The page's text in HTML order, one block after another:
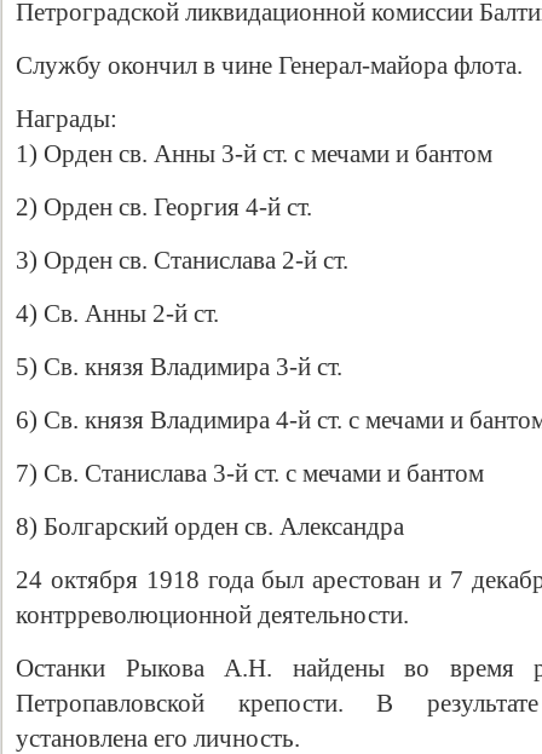
Петроградской ликвидационной комиссии
Службу окончил в чине Генерал-майора флота.
Награды:
1) Орден св. Анны 3-й ст. с мечами и бантом
2) Орден св. Георгия 4-й ст.
3) Орден св. Станислава 2-й ст.
4) Св. Анны 2-й ст.
5) Св. князя Владимира 3-й ст.
6) Св. князя Владимира 4-й ст. с мечами и
7) Св. Станислава 3-й ст. с мечами и бантом
8) Болгарский орден св. Александра
24 октября 1918 года был арестован и 7
контрреволюционной деятельности.
Останки Рыкова А.Н. найдены во время
Петропавловской крепости. В
установлена его личность.